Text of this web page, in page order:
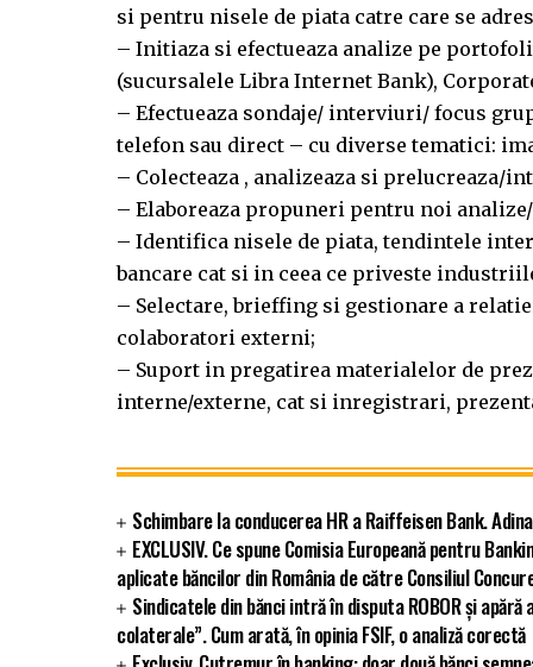
si pentru nisele de piata catre care se
– Initiaza si efectueaza analize pe
(sucursalele Libra Internet Bank),
– Efectueaza sondaje/ interviuri/ focus
telefon sau direct – cu diverse tematici:
– Colecteaza , analizeaza si prelucreaza/
– Elaboreaza propuneri pentru noi
– Identifica nisele de piata, tendintele
bancare cat si in ceea ce priveste
– Selectare, brieffing si gestionare a
colaboratori externi;
– Suport in pregatirea materialelor de
interne/externe, cat si inregistrari,
Schimbare la conducerea HR a Raiffeisen Bank.
EXCLUSIV. Ce spune Comisia Europeană pentru
aplicate băncilor din România de către Consiliul
Sindicatele din bănci intră în disputa ROBOR și
colaterale”. Cum arată, în opinia FSIF, o analiză corectă